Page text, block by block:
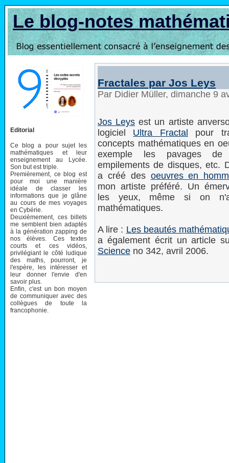
Le blog-notes
Editorial
Ce blog a pour sujet les
mathématiques et leur
enseignement au Lycée.
Son but est triple.
Premièrement, ce blog est
pour moi une manière
idéale de classer les
informations que je glâne
au cours de mes voyages
en Cybérie.
Deuxièmement, ces billets
me semblent bien adaptés
à la génération zapping de
nos élèves. Ces textes
courts et ces vidéos,
privilégiant le côté ludique
des maths, pourront, je
l'espère, les intéresser et
leur donner l'envie d'en
savoir plus.
Enfin, c'est un bon moyen
de communiquer avec des
collègues de toute la
francophonie.
Fractales par Jos Leys
Par Didier Müller, dimanche 9
Jos Leys est un artiste
logiciel Ultra Fractal
pour
concepts mathématiques en
exemple les pavages de
empilements de disques, etc.
a créé des oeuvres en
mon artiste préféré. Un
les yeux, même si on
mathématiques.
A lire : Les beautés
a également écrit un article
Science no 342, avril 2006.